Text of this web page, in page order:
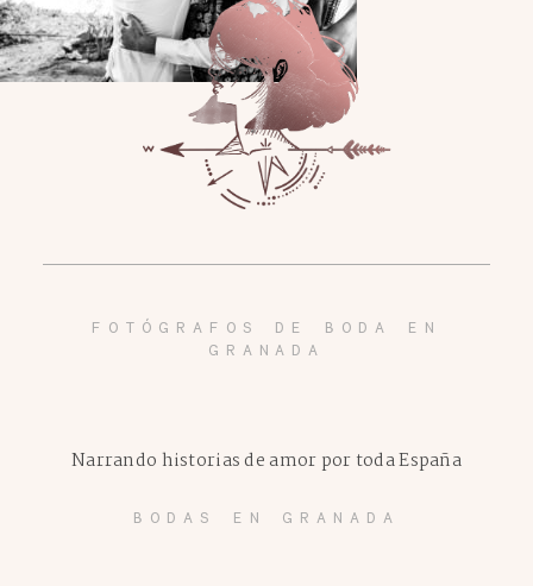
FOTÓGRAFOS DE BODA EN
GRANADA
BODAS EN GRANADA
Narrando historias de amor por toda España